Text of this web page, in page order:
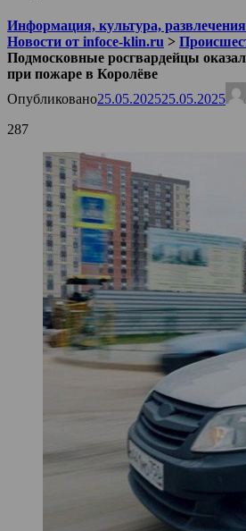
Информация, культура,
Новости от infoce-klin.ru >
Подмосковные росгвардейцы
при пожаре в Королёве
Опубликовано25.05.202525.05.2025
287